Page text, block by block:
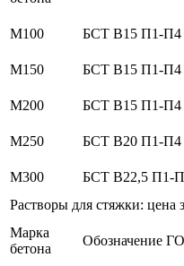
М100
БСТ В15 П1-П4
М150
БСТ В15 П1-П4
М200
БСТ В15 П1-П4
М250
БСТ В20 П1-П4
М300
БСТ В22,5 П1-
Растворы для стяжки: цена
Марка
бетона
Обозначение